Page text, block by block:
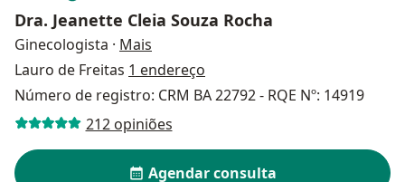
Dra. Jeanette Cleia Souza Rocha
Ginecologista · Mais
Lauro de Freitas 1 endereço
Número de registro: CRM BA 22792 - RQE Nº: 14919
212 opiniões
Agendar consulta